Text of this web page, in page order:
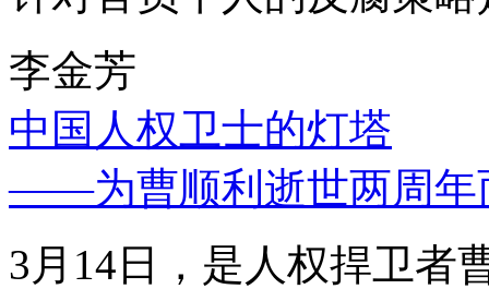
李金芳
中国人权卫士的灯塔
——为曹顺利逝世两周年
3月14日，是人权捍卫者